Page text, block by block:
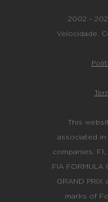
2002 -
Velocidade.
This
associated in
companies. F1,
FIA FORMULA
GRAND
marks of